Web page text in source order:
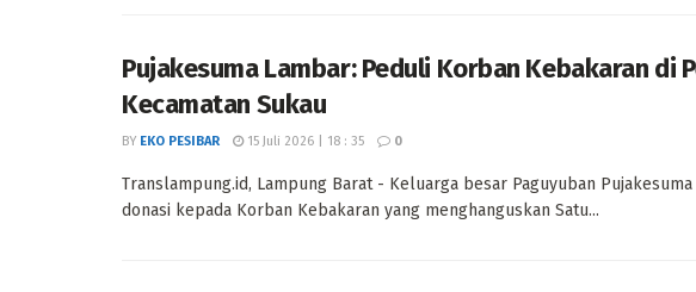
Pujakesuma Lambar: Peduli Korban Kebakaran di
Kecamatan Sukau
BY EKO PESIBAR 15 Juli 2026 | 18 : 35 0
Translampung.id, Lampung Barat - Keluarga besar Paguyuban
donasi kepada Korban Kebakaran yang menghanguskan Satu...